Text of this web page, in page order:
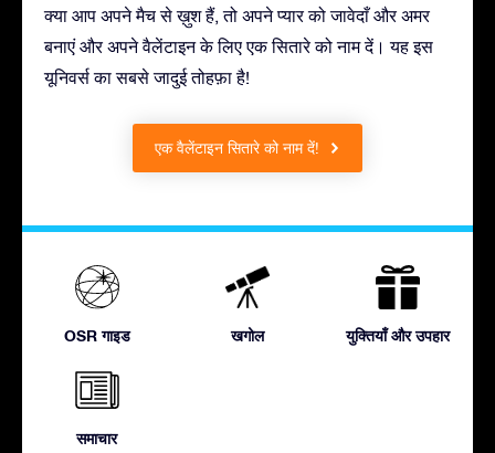
क्या आप अपने मैच से ख़ुश हैं, तो अपने प्यार को जावेदाँ और अमर
बनाएं और अपने वैलेंटाइन के लिए एक सितारे को नाम दें। यह इस
यूनिवर्स का सबसे जादुई तोहफ़ा है!
एक वैलेंटाइन सितारे को नाम दें!
OSR गाइड खगोल युक्तियाँ और उपहार
समाचार